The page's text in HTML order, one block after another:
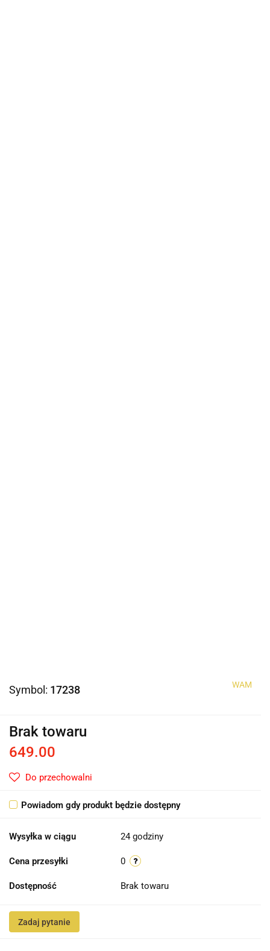
Symbol: 17238 WAM
Brak towaru
649.00
Do przechowalni
Powiadom gdy produkt będzie dostępny
Wysyłka w ciągu 24 godziny
Cena przesyłki 0
Dostępność Brak towaru
Zadaj pytanie